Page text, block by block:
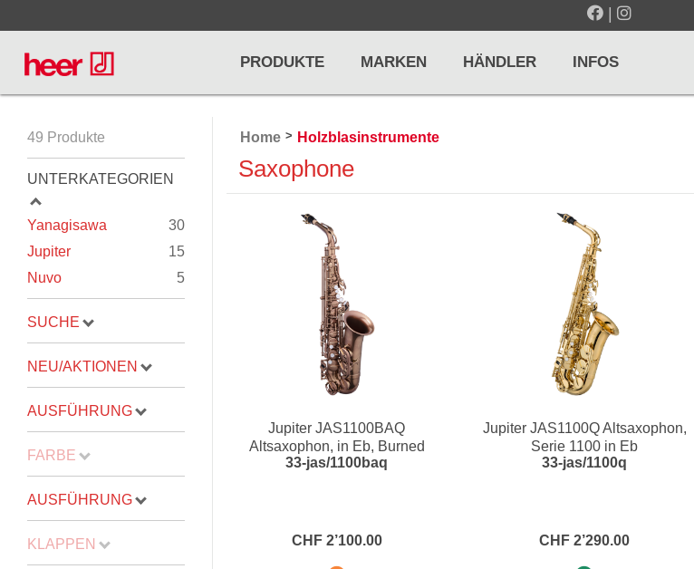
|
PRODUKTE
LICHT / EFFEKTE
Effekte
Metronome und Taktelle
Stimmgabeln und Stimmgeräte
... mehr
Westerngitarren
Proel Pro Audio
Ständer
Schlagzeuge
Snaredrums
Blockflöten
Piccoloflöte
MARKEN HÄNDLER INFOS
Infos
Preisliste
49 Produkte
UNTERKATEGORIEN
Yanagisawa
30
Jupiter
15
Nuvo
5
SUCHE
NEU/AKTIONEN
AUSFÜHRUNG
FARBE
AUSFÜHRUNG
KLAPPEN
Home > Holzblasinstrumente
Saxophone
Jupiter JAS1100BAQ
Altsaxophon, in Eb, Burned
Auburn
33-jas/1100baq
CHF 2’100.00
Jupiter JAS1100Q Altsaxophon,
Serie 1100 in Eb
33-jas/1100q
CHF 2’290.00